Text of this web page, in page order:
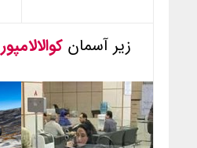
زیر آسمان کوالالامپور